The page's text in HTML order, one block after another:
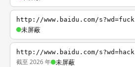
http://www.baidu.com/s?wd=fuck
未屏蔽
http://www.baidu.com/s?wd=hack
截至 2026 年 未屏蔽